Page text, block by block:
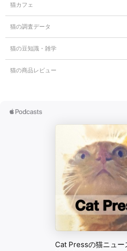
猫カフェ
猫の調査データ
猫の豆知識・雑学
猫の商品レビュー